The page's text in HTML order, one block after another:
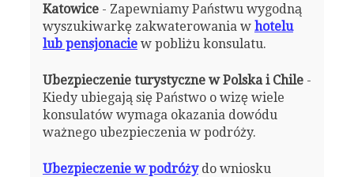
Katowice- Zapewniamy Państwu wygodną
wyszukiwarkę zakwaterowania w hotelu
lub pensjonaciew pobliżu konsulatu.
Ubezpieczenie turystyczne w Polska i Chile-
Kiedy ubiegają się Państwo o wizę wiele
konsulatów wymaga okazania dowódu
ważnego ubezpieczenia w podróży.
Ubezpieczenie w podróżydo wniosku